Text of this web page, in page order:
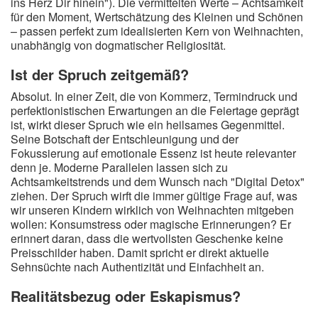
für den Moment, Wertschätzung des Kleinen und Schönen
– passen perfekt zum idealisierten Kern von Weihnachten,
unabhängig von dogmatischer Religiosität.
Ist der Spruch zeitgemäß?
Absolut. In einer Zeit, die von Kommerz, Termindruck und
perfektionistischen Erwartungen an die Feiertage geprägt
ist, wirkt dieser Spruch wie ein heilsames Gegenmittel.
Seine Botschaft der Entschleunigung und der
Fokussierung auf emotionale Essenz ist heute relevanter
denn je. Moderne Parallelen lassen sich zu
Achtsamkeitstrends und dem Wunsch nach "Digital Detox"
ziehen. Der Spruch wirft die immer gültige Frage auf, was
wir unseren Kindern wirklich von Weihnachten mitgeben
wollen: Konsumstress oder magische Erinnerungen? Er
erinnert daran, dass die wertvollsten Geschenke keine
Preisschilder haben. Damit spricht er direkt aktuelle
Sehnsüchte nach Authentizität und Einfachheit an.
Realitätsbezug oder Eskapismus?